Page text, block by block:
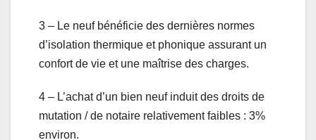
3 – Le neuf bénéficie des dernières normes
d’isolation thermique et phonique assurant un
confort de vie et une maîtrise des charges.
4 – L’achat d’un bien neuf induit des droits de
mutation / de notaire relativement faibles : 3%
environ.